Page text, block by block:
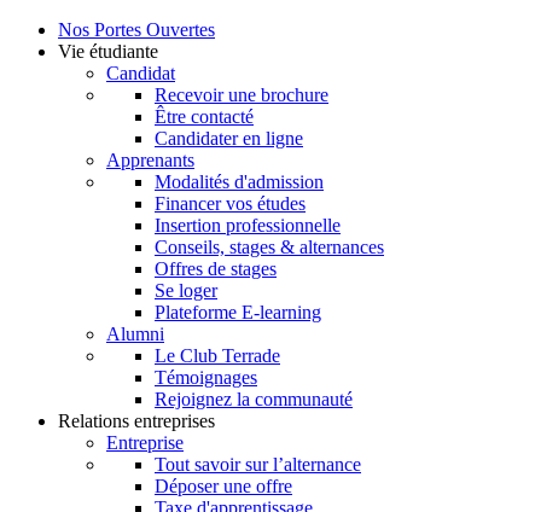
Nos Portes Ouvertes
Vie étudiante
Candidat
Recevoir une brochure
Être contacté
Candidater en ligne
Apprenants
Modalités d'admission
Financer vos études
Insertion professionnelle
Conseils, stages & alternances
Offres de stages
Se loger
Plateforme E-learning
Alumni
Le Club Terrade
Témoignages
Rejoignez la communauté
Relations entreprises
Entreprise
Tout savoir sur l’alternance
Déposer une offre
Taxe d'apprentissage